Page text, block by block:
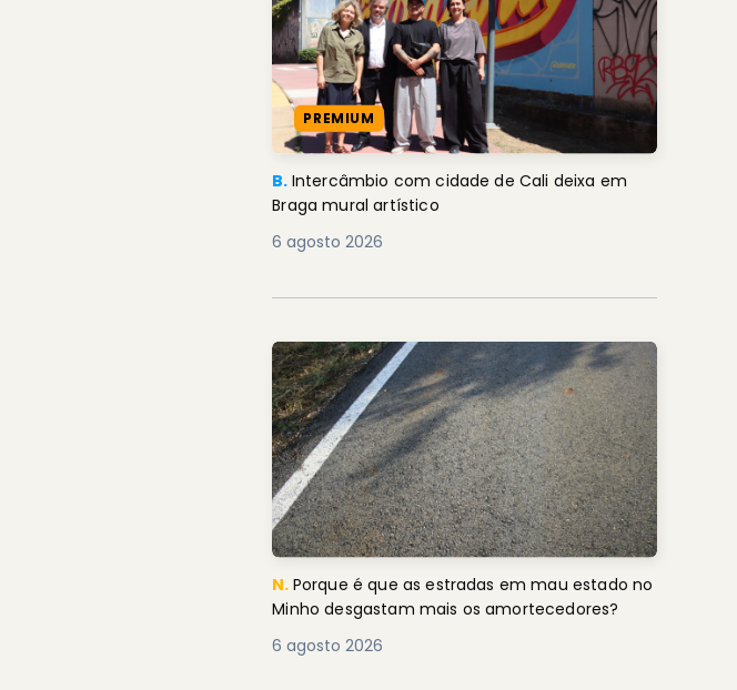
PREMIUM
B. Intercâmbio com cidade de Cali deixa em
Braga mural artístico
6 agosto 2026
N. Porque é que as estradas em mau estado no
Minho desgastam mais os amortecedores?
6 agosto 2026